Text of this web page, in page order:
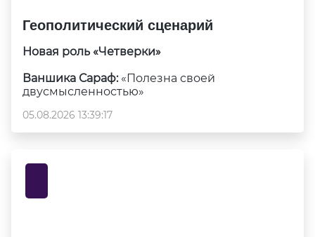
Геополитический сценарий
Новая роль «Четверки»
Ваншика Сараф:«Полезна своей
двусмысленностью»
05.08.2026 13:39:17